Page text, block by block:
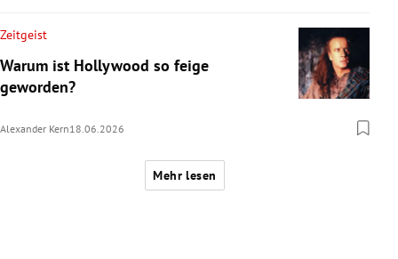
Zeitgeist
Warum ist Hollywood so feige
geworden?
Alexander Kern18.06.2026
Mehr lesen